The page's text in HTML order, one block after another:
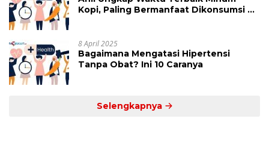
Kopi, Paling Bermanfaat Dikonsumsi di
8 April 2025
Bagaimana Mengatasi Hipertensi
Tanpa Obat? Ini 10 Caranya
Selengkapnya